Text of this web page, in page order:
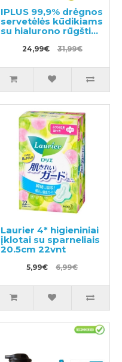
IPLUS 99,9% drėgnos
servetėlės kūdikiams
su hialurono rūgštimi
24,99€ 31,99€
Laurier 4* higieniniai
įklotai su sparneliais
20.5cm 22vnt
5,99€ 6,99€